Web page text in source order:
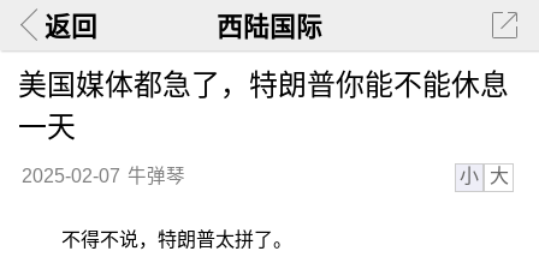
返回 西陆国际
美国媒体都急了，特朗普你能不能休息
一天
2025-02-07 牛弹琴 小 大
不得不说，特朗普太拼了。